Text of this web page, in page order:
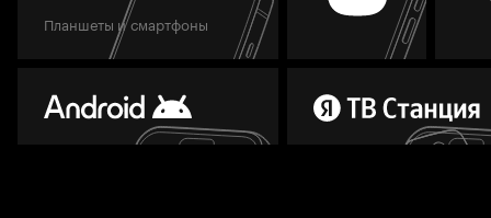
Планшеты и смартфоны